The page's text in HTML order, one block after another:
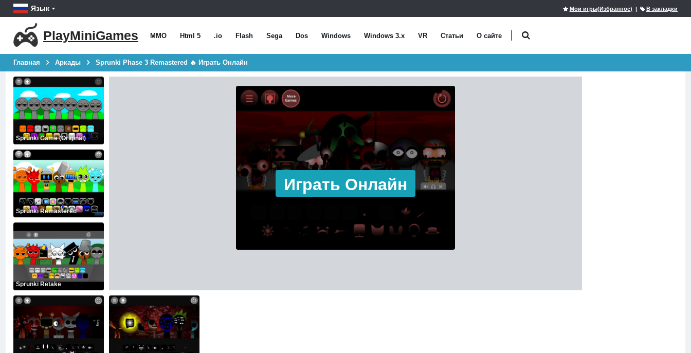
Язык Мои игры(Избранное) | В закладки
PlayMiniGames MMO Html 5 .io Flash Sega Dos Windows Windows 3.x VR Статьи О сайте
Главная Аркады Sprunki Phase 3 Remastered 🔥 Играть Онлайн
Sprunki Game (Original)
Sprunki Remastered
Sprunki Retake
Играть Онлайн